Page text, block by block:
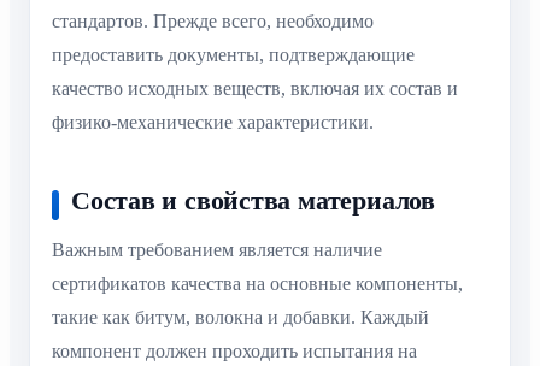
стандартов. Прежде всего, необходимо
предоставить документы, подтверждающие
качество исходных веществ, включая их состав и
физико-механические характеристики.
Состав и свойства материалов
Важным требованием является наличие
сертификатов качества на основные компоненты,
такие как битум, волокна и добавки. Каждый
компонент должен проходить испытания на